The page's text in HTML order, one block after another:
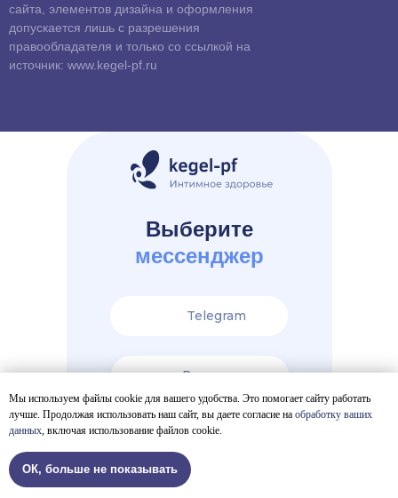
сайта, элементов дизайна и оформления
допускается лишь с разрешения
правообладателя и только со ссылкой на
источник: www.kegel-pf.ru
Мы используем файлы cookie для вашего удобства. Это помогает сайту работать
лучше. Продолжая использовать наш сайт, вы даете согласие на обработку ваших
данных, включая использование файлов cookie.
ОК, больше не показывать
Выберите
мессенджер
Telegram
Вконтакте
Made on